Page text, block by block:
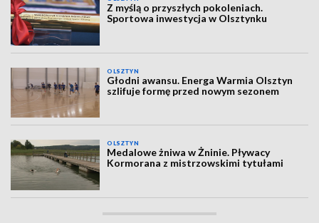
Z myślą o przyszłych pokoleniach.
Sportowa inwestycja w Olsztynku
OLSZTYN
Głodni awansu. Energa Warmia Olsztyn
szlifuje formę przed nowym sezonem
OLSZTYN
Medalowe żniwa w Żninie. Pływacy
Kormorana z mistrzowskimi tytułami